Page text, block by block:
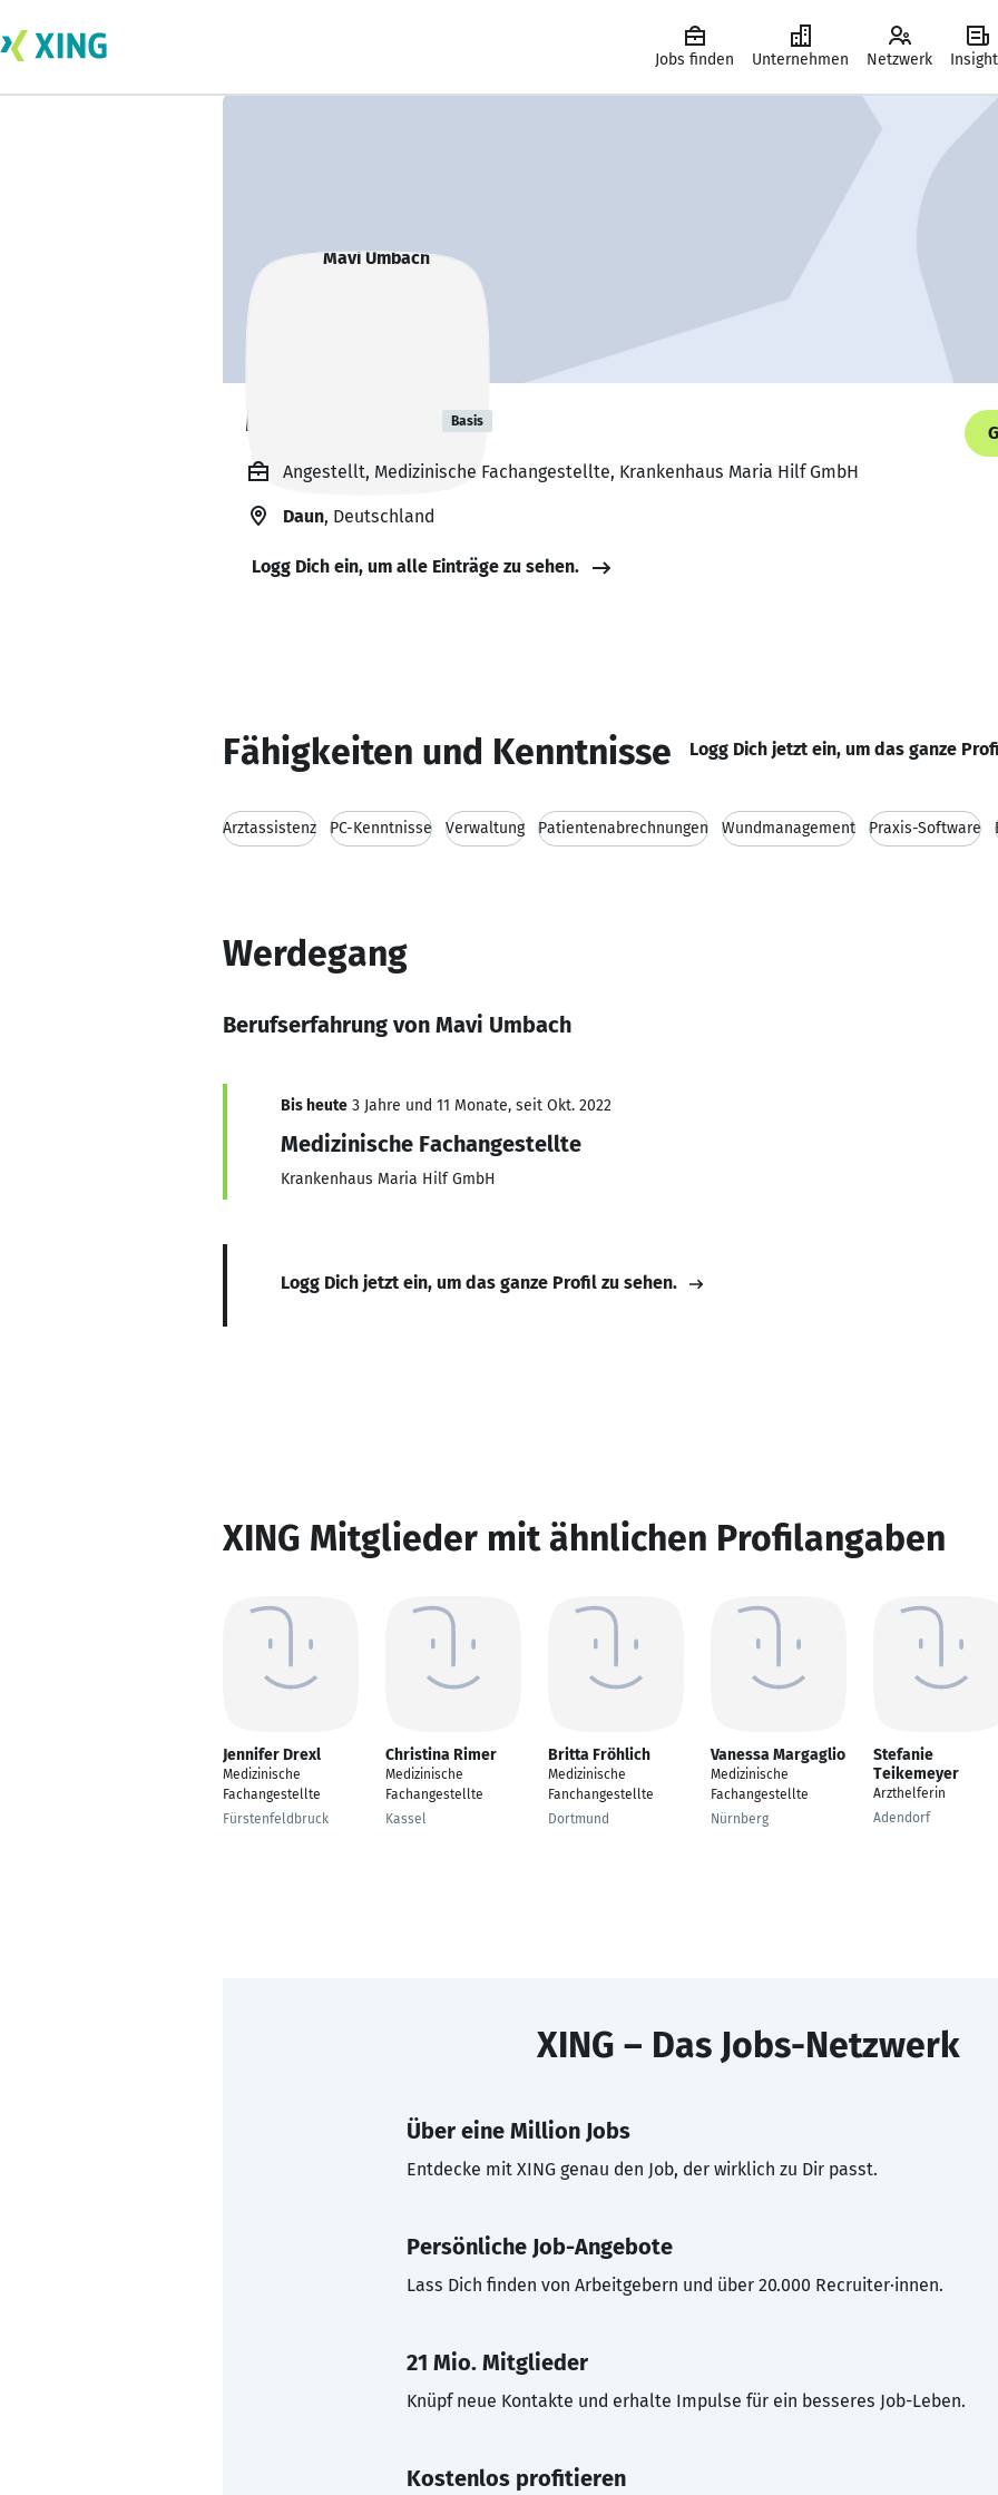
Jobs finden Unternehmen Netzwerk
Mavi Umbach Basis
Angestellt, Medizinische Fachangestellte, Krankenhaus Maria Hilf GmbH
Daun, Deutschland
Logg Dich ein, um alle Einträge zu sehen.
Fähigkeiten und Kenntnisse Logg Dich jetzt ein, um das ganze
Arztassistenz PC-Kenntnisse Verwaltung Patientenabrechnungen Wundmanagement Praxis-Software
Werdegang
Berufserfahrung von Mavi Umbach
Bis heute 3 Jahre und 11 Monate, seit Okt. 2022
Medizinische Fachangestellte
Krankenhaus Maria Hilf GmbH
Logg Dich jetzt ein, um das ganze Profil zu sehen.
XING Mitglieder mit ähnlichen Profilangaben
Jennifer Drexl
Medizinische
Fachangestellte
Fürstenfeldbruck
Christina Rimer
Medizinische
Fachangestellte
Kassel
Britta Fröhlich
Medizinische
Fanchangestellte
Dortmund
Vanessa Margaglio
Medizinische
Fachangestellte
Nürnberg
Stefanie
Teikemeyer
Arzthelferin
Adendorf
XING – Das Jobs-Netzwerk
Über eine Million Jobs
Entdecke mit XING genau den Job, der wirklich zu Dir passt.
Persönliche Job-Angebote
Lass Dich finden von Arbeitgebern und über 20.000 Recruiter·innen.
21 Mio. Mitglieder
Knüpf neue Kontakte und erhalte Impulse für ein besseres Job-Leben.
Kostenlos profitieren